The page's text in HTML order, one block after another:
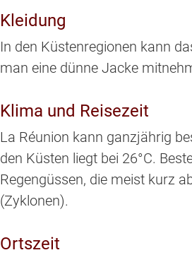
Kleidung
In den Küstenregionen kann
man eine dünne Jacke
Klima und Reisezeit
La Réunion kann ganzjährig
den Küsten liegt bei 26°C.
Regengüssen, die meist kurz
(Zyklonen).
Ortszeit